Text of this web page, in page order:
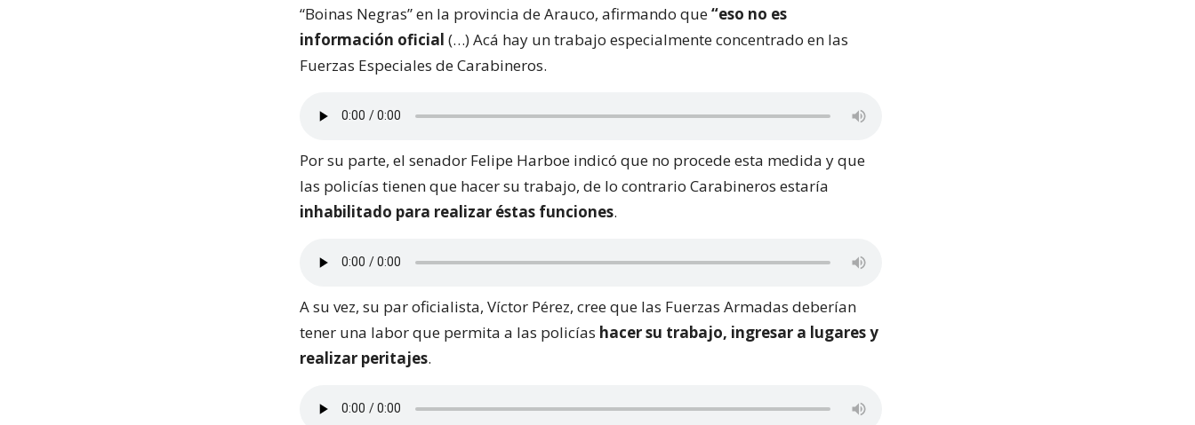
“Boinas Negras” en la provincia de Arauco, afirmando que“eso no es
información oficial (…) Acá hay un trabajo especialmente concentrado en las
Fuerzas Especiales de Carabineros.
Por su parte, el senador Felipe Harboe indicó que no procede esta medida y que
las policías tienen que hacer su trabajo, de lo contrario Carabineros estaría
inhabilitado para realizar éstas funciones.
A su vez, su par oficialista, Víctor Pérez, cree que las Fuerzas Armadas deberían
tener una labor que permita a las policías hacer su trabajo, ingresar a lugares y
realizar peritajes.